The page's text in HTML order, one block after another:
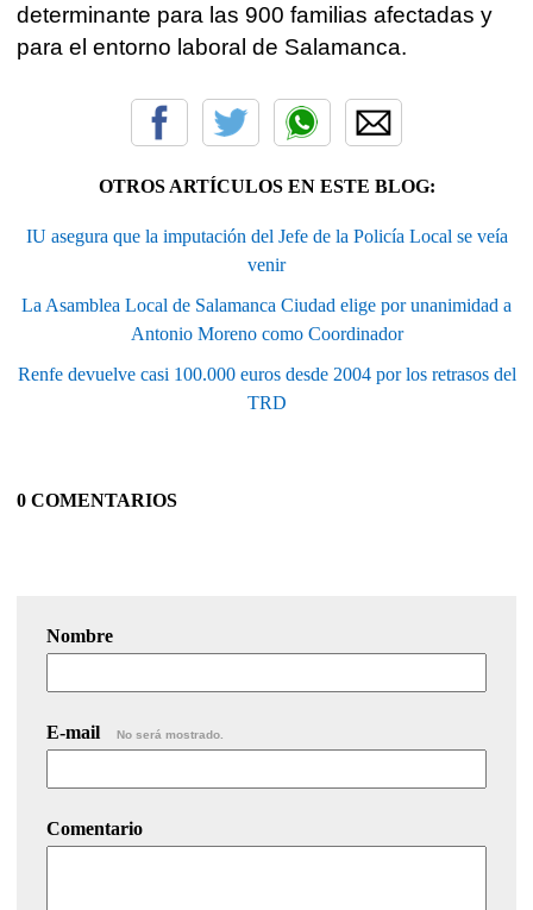
determinante para las 900 familias afectadas y
para el entorno laboral de Salamanca.
OTROS ARTÍCULOS EN ESTE BLOG:
IU asegura que la imputación del Jefe de la Policía Local se veía
venir
La Asamblea Local de Salamanca Ciudad elige por unanimidad a
Antonio Moreno como Coordinador
Renfe devuelve casi 100.000 euros desde 2004 por los retrasos del
TRD
0 COMENTARIOS
Nombre
E-mail No será mostrado.
Comentario